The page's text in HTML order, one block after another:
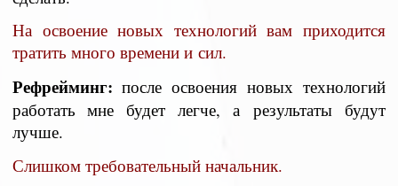
На освоение новых технологий вам приходится
тратить много времени и сил.
Рефрейминг: после освоения новых технологий
работать мне будет легче, а результаты будут
лучше.
Слишком требовательный начальник.